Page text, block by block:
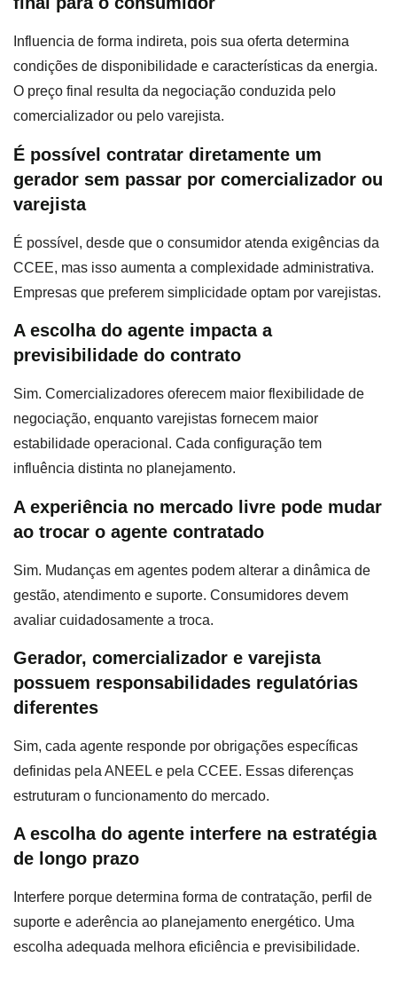
Influencia de forma indireta, pois sua oferta determina
condições de disponibilidade e características da energia.
O preço final resulta da negociação conduzida pelo
comercializador ou pelo varejista.
É possível contratar diretamente um
gerador sem passar por comercializador ou
varejista
É possível, desde que o consumidor atenda exigências da
CCEE, mas isso aumenta a complexidade administrativa.
Empresas que preferem simplicidade optam por varejistas.
A escolha do agente impacta a
previsibilidade do contrato
Sim. Comercializadores oferecem maior flexibilidade de
negociação, enquanto varejistas fornecem maior
estabilidade operacional. Cada configuração tem
influência distinta no planejamento.
A experiência no mercado livre pode mudar
ao trocar o agente contratado
Sim. Mudanças em agentes podem alterar a dinâmica de
gestão, atendimento e suporte. Consumidores devem
avaliar cuidadosamente a troca.
Gerador, comercializador e varejista
possuem responsabilidades regulatórias
diferentes
Sim, cada agente responde por obrigações específicas
definidas pela ANEEL e pela CCEE. Essas diferenças
estruturam o funcionamento do mercado.
A escolha do agente interfere na estratégia
de longo prazo
Interfere porque determina forma de contratação, perfil de
suporte e aderência ao planejamento energético. Uma
escolha adequada melhora eficiência e previsibilidade.